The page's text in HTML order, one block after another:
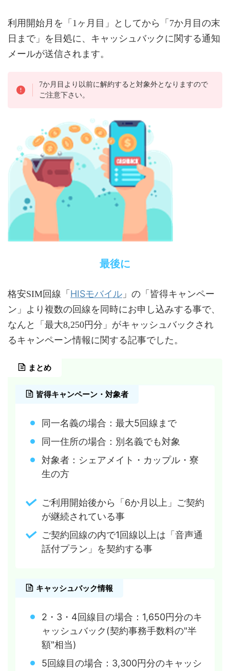
利用開始月を「1ヶ月目」としてから「7か月目の末
日まで」を目処に、キャッシュバックに関する通知
メールが送信されます。
7か月目より以前に解約すると対象外となりますので
ご注意下さい。
最後に
格安SIM回線「 HISモバイル 」の「皆得キャンペー
ン」より複数の回線を同時にお申し込みする事で、
なんと「最大8,250円分」がキャッシュバックされ
るキャンペーン情報に関する記事でした。
まとめ
皆得キャンペーン・対象者
同一名義の場合：最大5回線まで
同一住所の場合：別名義でも対象
対象者：シェアメイト・カップル・寮
生の方
ご利用開始後から「6か月以上」ご契約
が継続されている事
ご契約回線の内で1回線以上は「音声通
話付プラン」を契約する事
キャッシュバック情報
2・3・4回線目の場合：1,650円分のキ
ャッシュバック(契約事務手数料の"半
額"相当)
5回線目の場合：3,300円分のキャッシ